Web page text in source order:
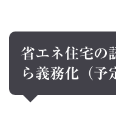
省エネ住宅の
ら義務化（予